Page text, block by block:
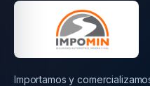
Importamos y